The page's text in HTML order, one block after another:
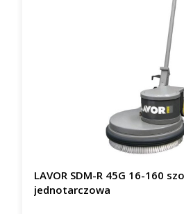
LAVOR SDM-R 45G 16-160
jednotarczowa